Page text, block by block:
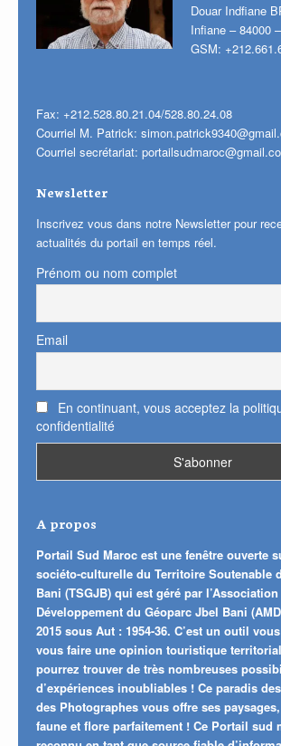
Douar Indfiane
Infiane – 84000
GSM:
Fax: +212.528.80.21.04/528.80.24.08
Courriel M. Patrick:
Courriel secrétariat:
Newsletter
Inscrivez vous dans notre Newsletter pour
actualités du portail en temps réel.
Prénom ou nom complet
Email
En continuant, vous acceptez la
confidentialité
A propos
Portail Sud Maroc est une fenêtre ouverte
sociéto-culturelle du Territoire Soutenable
Bani (TSGJB) qui est géré par
Développement du Géoparc Jbel Bani
2015 sous Aut : 1954-36. C’est un outil
vous faire une opinion touristique
pourrez trouver de très nombreuses
d’expériences inoubliables ! Ce paradis
des Photographes vous offre ses
faune et flore parfaitement ! Ce Portail sud